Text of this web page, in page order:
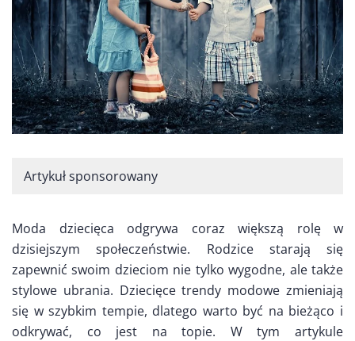
Artykuł sponsorowany
Moda dziecięca odgrywa coraz większą rolę w
dzisiejszym społeczeństwie. Rodzice starają się
zapewnić swoim dzieciom nie tylko wygodne, ale także
stylowe ubrania. Dziecięce trendy modowe zmieniają
się w szybkim tempie, dlatego warto być na bieżąco i
odkrywać, co jest na topie. W tym artykule